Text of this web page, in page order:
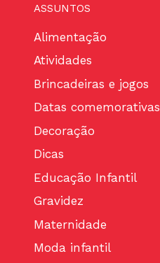
ASSUNTOS
Alimentação
Atividades
Brincadeiras e jogos
Datas comemorativas
Decoração
Dicas
Educação Infantil
Gravidez
Maternidade
Moda infantil